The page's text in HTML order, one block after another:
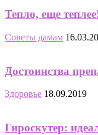
Тепло, еще
Советы дамам
Достоинства
Здоровье 18.09.2019
Гироскутер: